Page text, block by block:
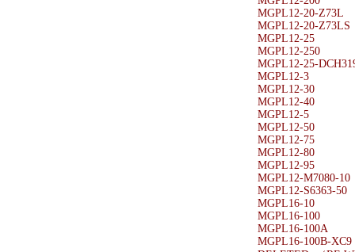
MGPL12-20-Z73L
MGPL12-20-Z73LS
MGPL12-25
MGPL12-250
MGPL12-25-
MGPL12-3
MGPL12-30
MGPL12-40
MGPL12-5
MGPL12-50
MGPL12-75
MGPL12-80
MGPL12-95
MGPL12-M7080-10
MGPL12-S6363-50
MGPL16-10
MGPL16-100
MGPL16-100A
MGPL16-100B-XC9